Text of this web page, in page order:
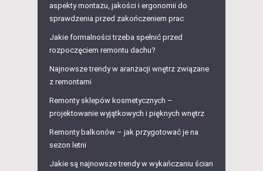
aspekty montażu, jakości i ergonomii do
sprawdzenia przed zakończeniem prac
Jakie formalności trzeba spełnić przed
rozpoczęciem remontu dachu?
Najnowsze trendy w aranżacji wnętrz związane
z remontami
Remonty sklepów kosmetycznych –
projektowanie wyjątkowych i pięknych wnętrz
Remonty balkonów – jak przygotować je na
sezon letni
Jakie są najnowsze trendy w wykańczaniu ścian